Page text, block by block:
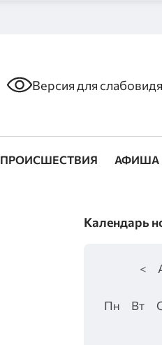
Версия для
ПРОИСШЕСТВИЯ АФИША
Календарь
<
Пн Вт